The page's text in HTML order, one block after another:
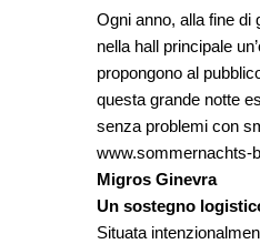
Ogni anno, alla fine di
nella hall principale
propongono al
questa grande notte
senza problemi con
www.sommernachts-
Migros Ginevra
Un sostegno
Situata